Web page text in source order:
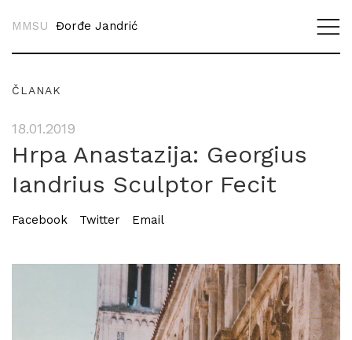
MMSU Đorđe Jandrić
ČLANAK
18.01.2019
Hrpa Anastazija: Georgius
Iandrius Sculptor Fecit
Facebook Twitter Email